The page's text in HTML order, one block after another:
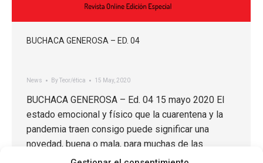
BUCHACA GENEROSA – ED. 04
News ByTeor/ética 15 May, 2020
BUCHACA GENEROSA – Ed. 04 15 mayo 2020 El
estado emocional y físico que la cuarentena y la
pandemia traen consigo puede significar una
novedad, buena o mala, para muchas de las
personas que nos hemos visto obligadas a